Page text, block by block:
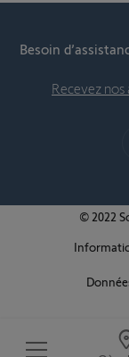
Besoin
Recevez nos
© 2022